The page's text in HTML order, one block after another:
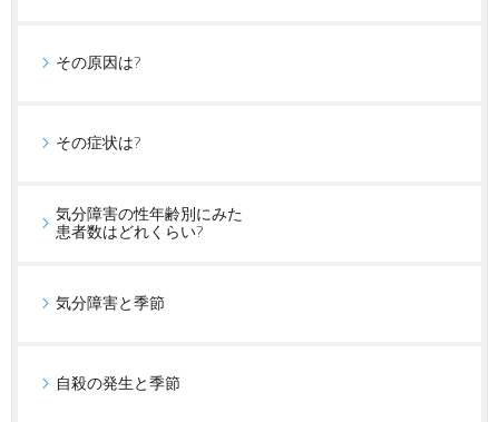
その原因は?
その症状は?
気分障害の性年齢別にみた
患者数はどれくらい?
気分障害と季節
自殺の発生と季節